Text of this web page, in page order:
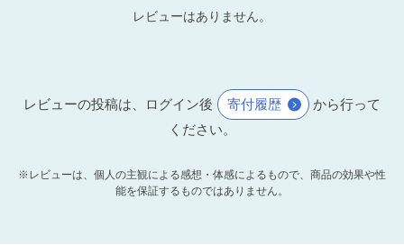
レビューはありません。
レビューの投稿は、ログイン後 寄付履歴
から行って
ください。
※レビューは、個人の主観による感想・体感によるもので、商品の効果や性
能を保証するものではありません。